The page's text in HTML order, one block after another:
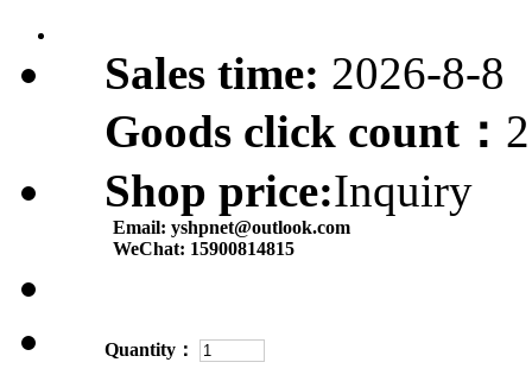
Sales time: 2026-8-8
Goods click count：
Shop price:Inquiry
Email: yshpnet@outlook.com
WeChat: 15900814815
Quantity：